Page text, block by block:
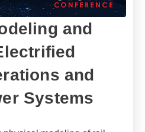
and
and
Systems